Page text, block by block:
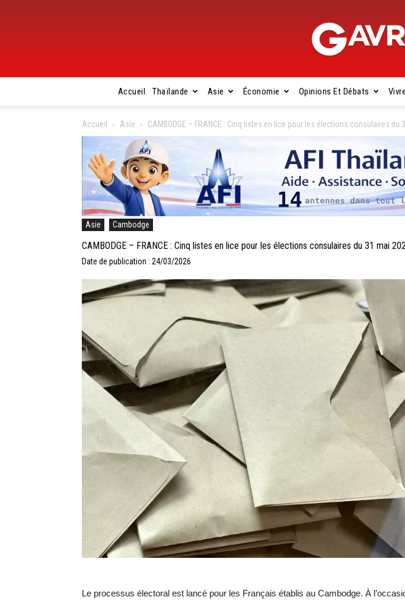
Accueil Thaïlande Asie Économie Opinions Et Débats
Accueil Asie CAMBODGE – FRANCE : Cinq listes en lice pour les élections consulaires du
Asie Cambodge
CAMBODGE – FRANCE : Cinq listes en lice pour les élections consulaires du 31 mai
Date de publication : 24/03/2026
Le processus électoral est lancé pour les Français établis au Cambodge. À